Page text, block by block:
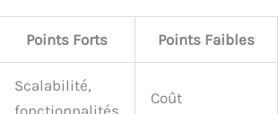
Points Forts Points Faibles
Scalabilité,
Coût